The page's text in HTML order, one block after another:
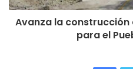
Avanza la
para el